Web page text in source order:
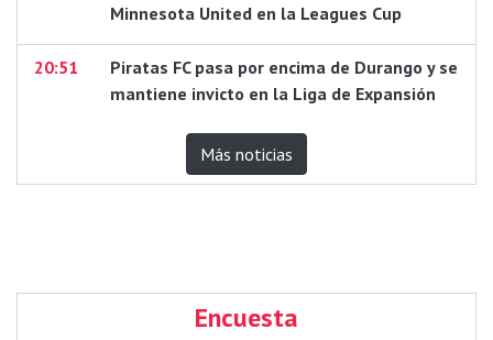
Minnesota United en la Leagues Cup
20:51
Piratas FC pasa por encima de Durango y se
mantiene invicto en la Liga de Expansión
Más noticias
Encuesta